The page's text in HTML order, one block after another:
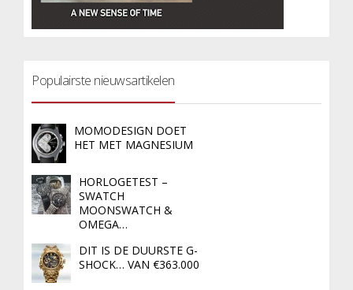
Populairste nieuwsartikelen
MOMODESIGN DOET
HET MET MAGNESIUM
HORLOGETEST –
SWATCH
MOONSWATCH &
OMEGA…
DIT IS DE DUURSTE G-
SHOCK… VAN €363.000